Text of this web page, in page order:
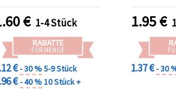
Bastelzubehör
€ 1-4 Stück
RABATTE
FÜR MENGE
€- 30 %5-9 Stück
€- 40 %10 Stück +
1.95€
1.37 €- 30